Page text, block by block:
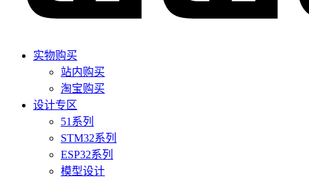
实物购买
站内购买
淘宝购买
设计专区
51系列
STM32系列
ESP32系列
模型设计